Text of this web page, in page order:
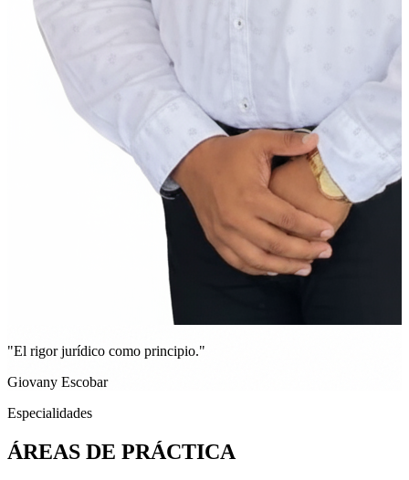
"El rigor jurídico como principio."
Giovany Escobar
Especialidades
ÁREAS DE PRÁCTICA